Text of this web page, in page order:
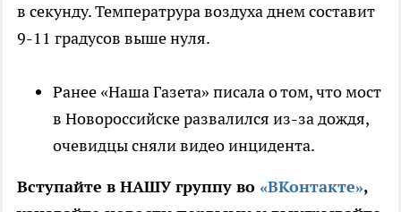
в секунду. Температрура воздуха днем составит
9-11 градусов выше нуля.
Ранее «Наша Газета» писала о том, что мост
в Новороссийске развалился из-за дождя,
очевидцы сняли видео инцидента.
Вступайте в НАШУ группу во «ВКонтакте»,